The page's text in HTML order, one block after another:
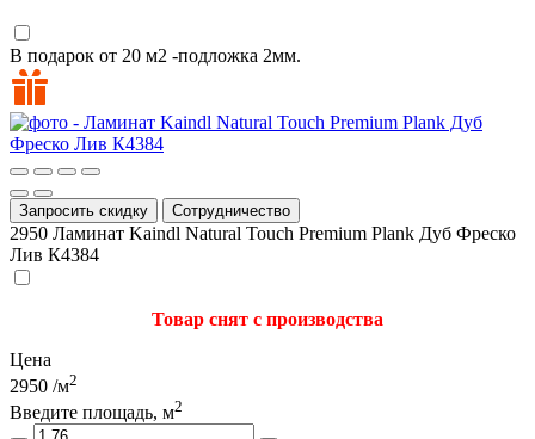
В подарок от 20 м2 -подложка 2мм.
Запросить скидку Сотрудничество
2950 Ламинат Kaindl Natural Touch Premium Plank Дуб Фреско
Лив К4384
Товар снят с производства
Цена
2950 /м2
Введите площадь, м2